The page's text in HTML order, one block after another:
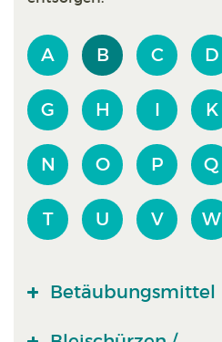
A B C D
G H I K
N O P Q
T U V W
Betäubungsmittel